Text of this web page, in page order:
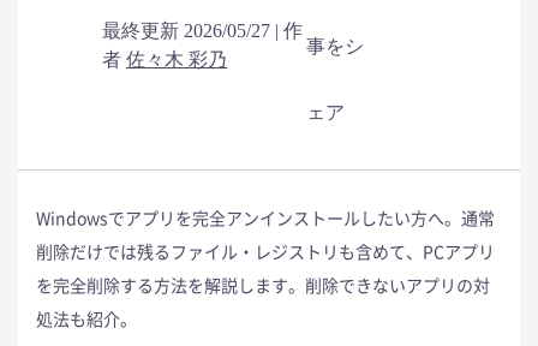
最終更新 2026/05/27 | 作
者 佐々木 彩乃
事をシ
ェア
Windowsでアプリを完全アンインストールしたい方へ。通常
削除だけでは残るファイル・レジストリも含めて、PCアプリ
を完全削除する方法を解説します。削除できないアプリの対
処法も紹介。